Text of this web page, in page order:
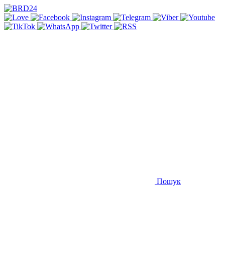
Пошук